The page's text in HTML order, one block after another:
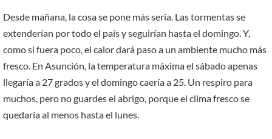
Desde mañana, la cosa se pone más seria. Las tormentas se
extenderían por todo el país y seguirían hasta el domingo. Y,
como si fuera poco, el calor dará paso a un ambiente mucho más
fresco. En Asunción, la temperatura máxima el sábado apenas
llegaría a 27 grados y el domingo caería a 25. Un respiro para
muchos, pero no guardes el abrigo, porque el clima fresco se
quedaría al menos hasta el lunes.